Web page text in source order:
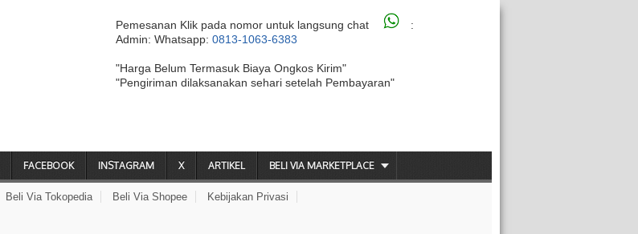
Pemesanan Klik pada nomor untuk langsung chat
:
Admin: Whatsapp: 0813-1063-6383
"Harga Belum Termasuk Biaya Ongkos Kirim"
"Pengiriman dilaksanakan sehari setelah Pembayaran"
FACEBOOK INSTAGRAM X ARTIKEL BELI VIA MARKETPLACE
Beli Via Tokopedia Beli Via Shopee Kebijakan Privasi